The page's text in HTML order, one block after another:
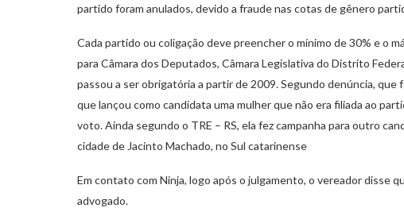
partido foram anulados, devido a fraude nas cotas de gênero
Cada partido ou coligação deve preencher o mínimo de 30% e o
para Câmara dos Deputados, Câmara Legislativa do Distrito
passou a ser obrigatória a partir de 2009. Segundo denúncia, que
que lançou como candidata uma mulher que não era filiada ao
voto. Ainda segundo o TRE – RS, ela fez campanha para outro
cidade de Jacinto Machado, no Sul catarinense
Em contato com Ninja, logo após o julgamento, o vereador disse
advogado.